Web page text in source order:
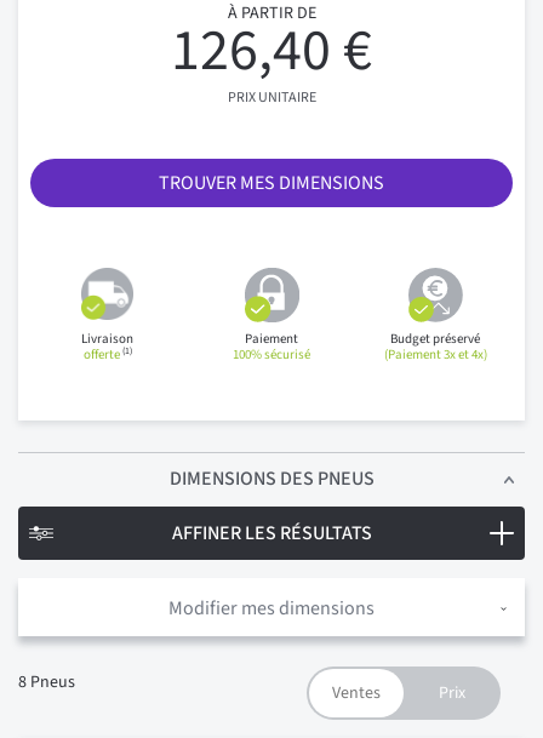
À PARTIR DE
126,40 €
PRIX UNITAIRE
TROUVER MES DIMENSIONS
Livraison
offerte(1)
Paiement
100% sécurisé
Budget préservé
(Paiement 3x et 4x)
DIMENSIONS DES PNEUS
Modifier mes dimensions
8 Pneus
AFFINER LES RÉSULTATS